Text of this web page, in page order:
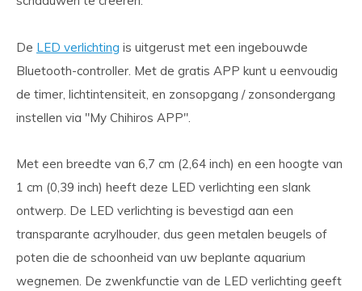
De LED verlichting is uitgerust met een ingebouwde
Bluetooth-controller. Met de gratis APP kunt u eenvoudig
de timer, lichtintensiteit, en zonsopgang / zonsondergang
instellen via "My Chihiros APP".
Met een breedte van 6,7 cm (2,64 inch) en een hoogte van
1 cm (0,39 inch) heeft deze LED verlichting een slank
ontwerp. De LED verlichting is bevestigd aan een
transparante acrylhouder, dus geen metalen beugels of
poten die de schoonheid van uw beplante aquarium
wegnemen. De zwenkfunctie van de LED verlichting geeft